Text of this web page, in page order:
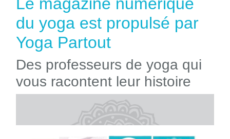
du yoga est propulsé par
Yoga Partout
Des professeurs de yoga qui
vous racontent leur histoire